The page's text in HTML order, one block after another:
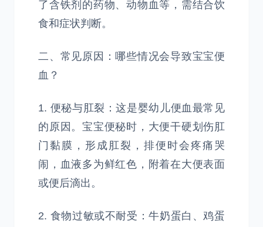
了含铁剂的药物、动物血等，需结合饮
食和症状判断。
二、常见原因：哪些情况会导致宝宝便
血？
1. 便秘与肛裂：这是婴幼儿便血最常见
的原因。宝宝便秘时，大便干硬划伤肛
门黏膜，形成肛裂，排便时会疼痛哭
闹，血液多为鲜红色，附着在大便表面
或便后滴出。
2. 食物过敏或不耐受：牛奶蛋白、鸡蛋